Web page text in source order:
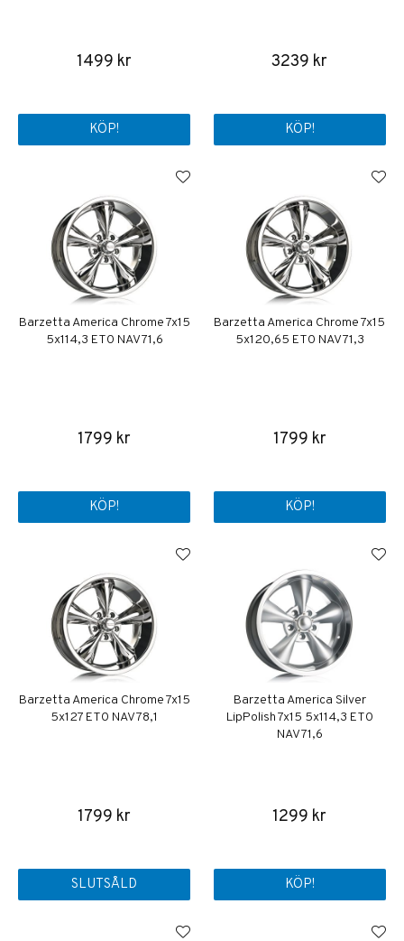
1499 kr
KÖP!
3239 kr
KÖP!
Barzetta America Chrome 7x15
5x114,3 ET0 NAV 71,6
1799 kr
KÖP!
Barzetta America Chrome 7x15
5x120,65 ET0 NAV 71,3
1799 kr
KÖP!
Barzetta America Chrome 7x15
5x127 ET0 NAV 78,1
1799 kr
SLUTSÅLD
Barzetta America Silver
LipPolish 7x15 5x114,3 ET0
NAV 71,6
1299 kr
KÖP!